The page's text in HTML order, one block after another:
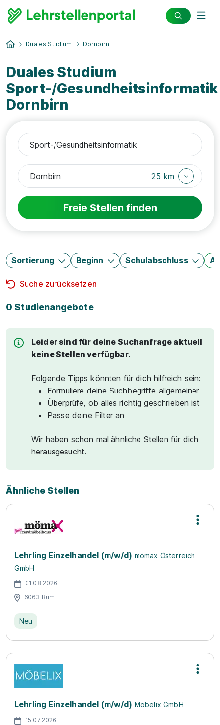
Duales Studium Dornbirn
Duales Studium
Sport-/Gesundheitsinformatik
Dornbirn
25 km
Freie Stellen finden
Sortierung Beginn Schulabschluss
Suche zurücksetzen
0 Studienangebote
Leider sind für deine Suchanfrage aktuell
keine Stellen verfügbar.
Folgende Tipps könnten für dich hilfreich sein:
Formuliere deine Suchbegriffe allgemeiner
Überprüfe, ob alles richtig geschrieben ist
Passe deine Filter an
Wir haben schon mal ähnliche Stellen für dich
herausgesucht.
Ähnliche Stellen
Lehrling Einzelhandel (m/w/d) mömax Österreich
GmbH
01.08.2026
6063 Rum
Neu
Lehrling Einzelhandel (m/w/d) Möbelix GmbH
15.07.2026